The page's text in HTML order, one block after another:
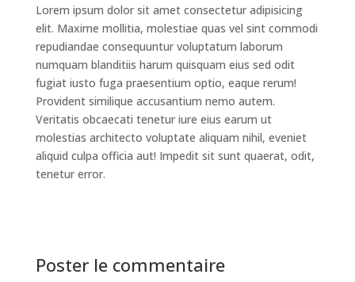
Lorem ipsum dolor sit amet consectetur adipisicing
elit. Maxime mollitia, molestiae quas vel sint commodi
repudiandae consequuntur voluptatum laborum
numquam blanditiis harum quisquam eius sed odit
fugiat iusto fuga praesentium optio, eaque rerum!
Provident similique accusantium nemo autem.
Veritatis obcaecati tenetur iure eius earum ut
molestias architecto voluptate aliquam nihil, eveniet
aliquid culpa officia aut! Impedit sit sunt quaerat, odit,
tenetur error.
Poster le commentaire